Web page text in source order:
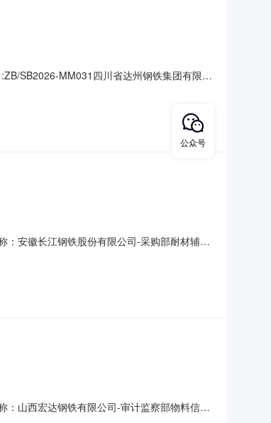
SB2026-MM031四川省达州钢铁集团有限责
考核依据，作为事故状态下分析评判的依据。
安徽长江钢铁股份有限公司-采购部耐材辅料
章）到货车辆要求：国五
山西宏达钢铁有限公司-审计监察部物料信息
公众号